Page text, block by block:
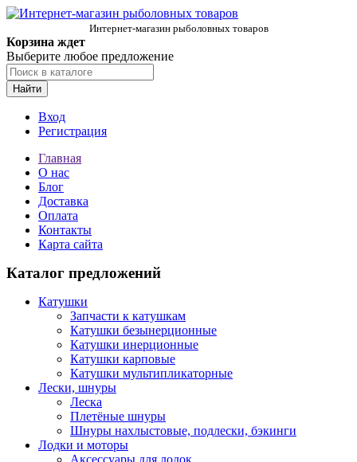
Интернет-магазин рыболовных товаров
Корзина ждет
Выберите любое предложение
Найти
Вход
Регистрация
Главная
О нас
Блог
Доставка
Оплата
Контакты
Карта сайта
Каталог предложений
Катушки
Запчасти к катушкам
Катушки безынерционные
Катушки инерционные
Катушки карповые
Катушки мультипликаторные
Лески, шнуры
Леска
Плетёные шнуры
Шнуры нахлыстовые, подлески, бэкинги
Лодки и моторы
Аксессуары для лодок